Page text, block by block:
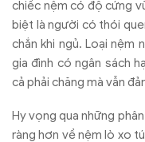
chiếc nệm có độ cứng
biệt l à người có thói
chắn khi ngủ. Loại nệm n
giađình có ngân sách h
cả phải chăng mà vẫn đ
Hy vọng qua những ph
ràng hơn về nệm lò xo